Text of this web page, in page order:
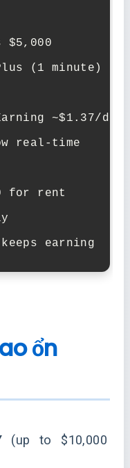
$5,000
(1 minute)
~$1.37/day
real-time
for rent
earning
ổn
(up to $10,000